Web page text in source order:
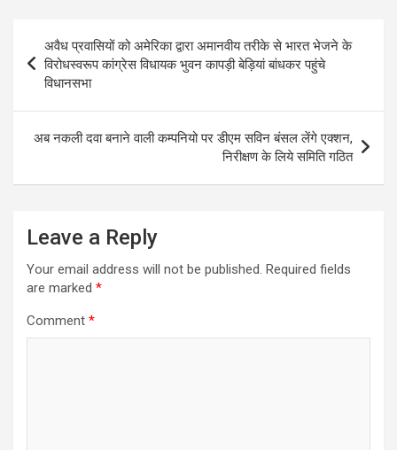
Post
navigation
अवैध प्रवासियों को अमेरिका द्वारा अमानवीय तरीके से भारत भेजने के
विरोधस्वरूप कांग्रेस विधायक भुवन कापड़ी बेड़ियां बांधकर पहुंचे
विधानसभा
अब नकली दवा बनाने वाली कम्पनियो पर डीएम सविन बंसल लेंगे एक्शन,
निरीक्षण के लिये समिति गठित
Leave a Reply
Your email address will not be published. Required fields
are marked *
Comment *